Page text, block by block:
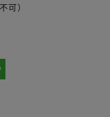
可）